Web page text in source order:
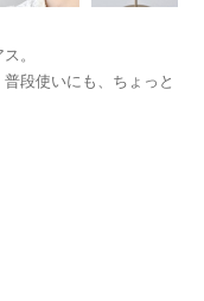
。
段使いにも、ちょっと